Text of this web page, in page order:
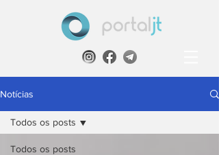
Notícias
Todos os posts
Todos os posts